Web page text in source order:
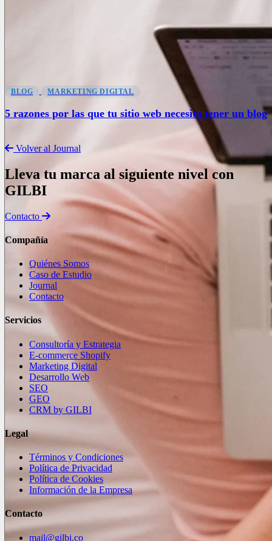
BLOG MARKETING DIGITAL
5 razones por las que tu sitio web necesita tener un blog
Volver al Journal
Lleva tu marca al siguiente nivel con
GILBI
Contacto
Compañía
Quiénes Somos
Caso de Estudio
Journal
Contacto
Servicios
Consultoría y Estrategia
E-commerce Shopify
Marketing Digital
Desarrollo Web
SEO
GEO
CRM by GILBI
Legal
Términos y Condiciones
Política de Privacidad
Política de Cookies
Información de la Empresa
Contacto
mail@gilbi.co